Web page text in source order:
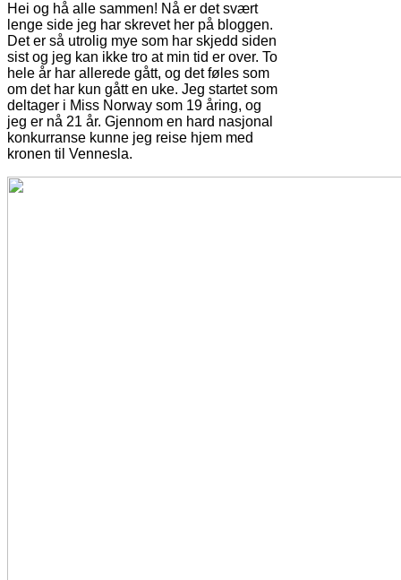
Hei og hå alle sammen! Nå er det svært
lenge side jeg har skrevet her på bloggen.
Det er så utrolig mye som har skjedd siden
sist og jeg kan ikke tro at min tid er over. To
hele år har allerede gått, og det føles som
om det har kun gått en uke. Jeg startet som
deltager i Miss Norway som 19 åring, og
jeg er nå 21 år. Gjennom en hard nasjonal
konkurranse kunne jeg reise hjem med
kronen til Vennesla.